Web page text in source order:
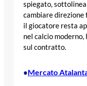
spiegato,
cambiare direzione
il giocatore resta
nel calcio
sul contratto.
•Mercato